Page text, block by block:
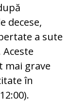
decese,
a sute
mai grave
în